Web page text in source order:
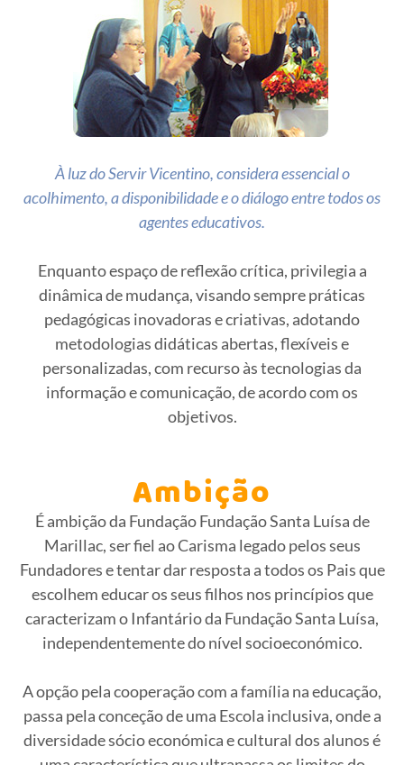
À luz do Servir Vicentino, considera essencial o
acolhimento, a disponibilidade e o diálogo entre todos os
agentes educativos.
Enquanto espaço de reflexão crítica, privilegia a
dinâmica de mudança, visando sempre práticas
pedagógicas inovadoras e criativas, adotando
metodologias didáticas abertas, flexíveis e
personalizadas, com recurso às tecnologias da
informação e comunicação, de acordo com os
objetivos.
Ambição
É ambição da Fundação Fundação Santa Luísa de
Marillac, ser fiel ao Carisma legado pelos seus
Fundadores e tentar dar resposta a todos os Pais que
escolhem educar os seus filhos nos princípios que
caracterizam o Infantário da Fundação Santa Luísa,
independentemente do nível socioeconómico.
A opção pela cooperação com a família na educação,
passa pela conceção de uma Escola inclusiva, onde a
diversidade sócio económica e cultural dos alunos é